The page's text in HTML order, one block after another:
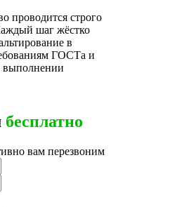
проводится строго
шаг жёстко
в
ГОСТа и
бесплатно
вам перезвоним